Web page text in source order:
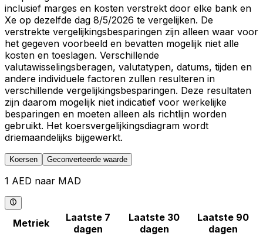
inclusief marges en kosten verstrekt door elke bank en
Xe op dezelfde dag 8/5/2026 te vergelijken. De
verstrekte vergelijkingsbesparingen zijn alleen waar voor
het gegeven voorbeeld en bevatten mogelijk niet alle
kosten en toeslagen. Verschillende
valutawisselingsberagen, valutatypen, datums, tijden en
andere individuele factoren zullen resulteren in
verschillende vergelijkingsbesparingen. Deze resultaten
zijn daarom mogelijk niet indicatief voor werkelijke
besparingen en moeten alleen als richtlijn worden
gebruikt. Het koersvergelijkingsdiagram wordt
driemaandelijks bijgewerkt.
Koersen Geconverteerde waarde
1 AED naar MAD
Metriek
Laatste 7
dagen
Laatste 30
dagen
Laatste 90
dagen